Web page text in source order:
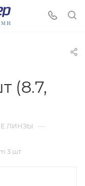
(8.7,
ЛИНЗЫ —
3 шт